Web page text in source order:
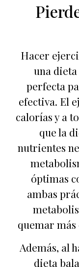
Hacer
una
perfecta
efectiva. El
calorías y a
que la
nutrientes
óptimas
ambas
quemar
Además, al
dieta